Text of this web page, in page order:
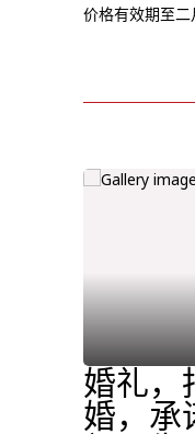
价格有效期至
婚礼，
婚，承